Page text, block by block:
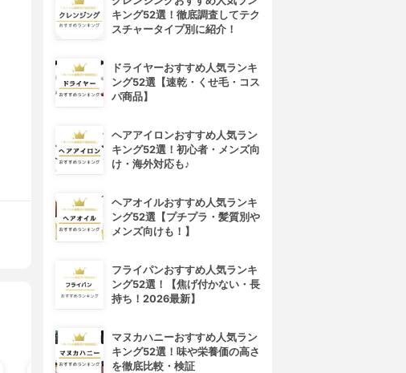
キング52選！徹底調査してテク
スチャータイプ別に紹介！
ドライヤーおすすめ人気ランキ
ング52選【速乾・くせ毛・コス
パ商品】
ヘアアイロンおすすめ人気ラン
キング52選！初心者・メンズ向
け・海外対応も♪
ヘアオイルおすすめ人気ランキ
ング52選【プチプラ・髪質別や
メンズ向けも！】
フライパンおすすめ人気ランキ
ング52選！【焦げ付かない・長
持ち！2026最新】
マヌカハニーおすすめ人気ラン
キング52選！味や栄養価の高さ
を徹底比較・検証